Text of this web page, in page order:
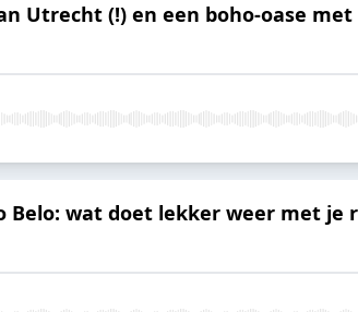
Utrecht (!) en een boho-oase
Belo: wat doet lekker weer met je